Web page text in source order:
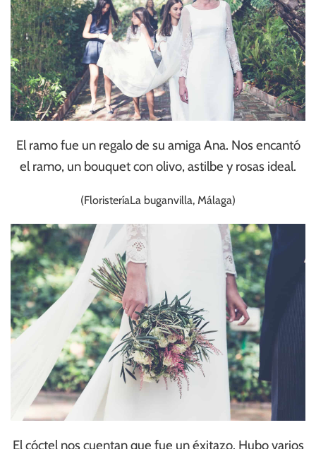
El ramo fue un regalo de su amiga Ana. Nos encantó
el ramo, un bouquet con olivo, astilbe y rosas ideal.
(FloristeríaLa buganvilla, Málaga)
El cóctel nos cuentan que fue un éxitazo. Hubo varios